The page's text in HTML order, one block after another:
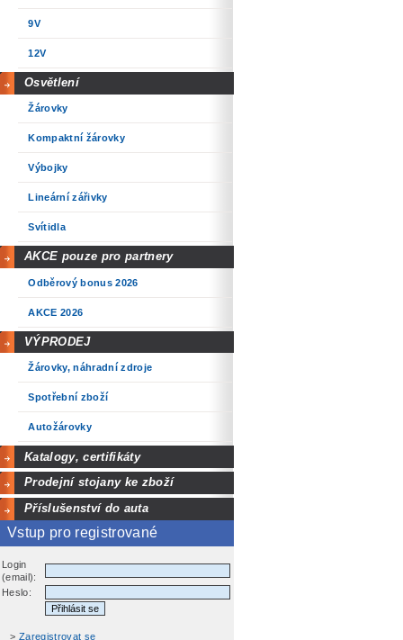
9V
12V
Osvětlení
Žárovky
Kompaktní žárovky
Výbojky
Lineární zářivky
Svítidla
AKCE pouze pro partnery
Odběrový bonus 2026
AKCE 2026
VÝPRODEJ
Žárovky, náhradní zdroje
Spotřební zboží
Autožárovky
Katalogy, certifikáty
Prodejní stojany ke zboží
Příslušenství do auta
Vstup pro registrované
Login
(email):
Heslo:
> Zaregistrovat se